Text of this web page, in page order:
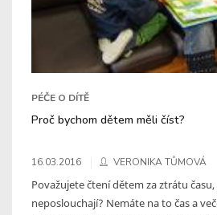
PÉČE O DÍTĚ
Proč bychom dětem měli číst?
16.03.2016 VERONIKA TŮMOVÁ
Považujete čtení dětem za ztrátu
neposlouchají? Nemáte na to čas a